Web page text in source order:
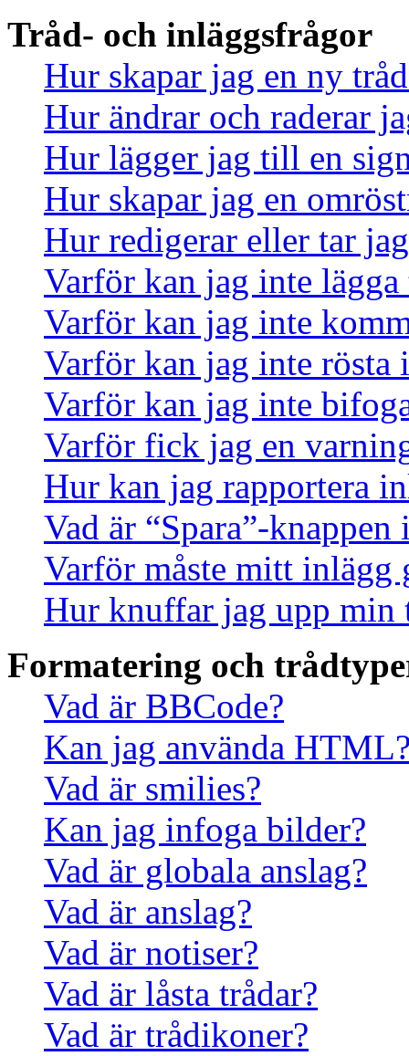
Tråd- och inläggsfrågor
Hur skapar jag en ny
Hur ändrar och raderar
Hur lägger jag till en
Hur skapar jag en
Hur redigerar eller tar
Varför kan jag inte
Varför kan jag inte
Varför kan jag inte rösta
Varför kan jag inte
Varför fick jag en
Hur kan jag rapportera
Vad är “Spara”-
Varför måste mitt inlägg
Hur knuffar jag upp min
Formatering och
Vad är BBCode?
Kan jag använda
Vad är smilies?
Kan jag infoga bilder?
Vad är globala anslag?
Vad är anslag?
Vad är notiser?
Vad är låsta trådar?
Vad är trådikoner?